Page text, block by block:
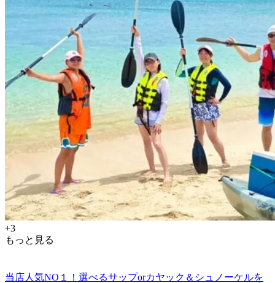
+3
もっと見る
当店人気NO１！選べるサップorカヤック＆シュノーケルを